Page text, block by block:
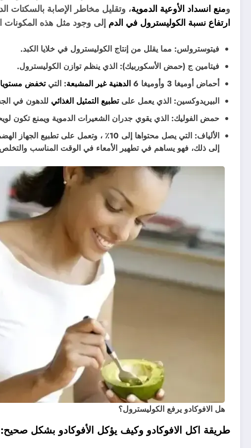
ومنع انسداد الأوعية الدموية، وتقليل مخاطر الإصابة بالسكتات
ارتفاع نسبة الكوليسترول في الدم إلى وجود مثل هذه المكونات
فيتوسترولس: مما يقلل من إنتاج الكوليسترول في خلايا الكبد.
فيتامين ج (حمض الأسكوربيك): الذي ينظم توازن الكوليسترول.
أحماض أوميغا 3 وأوميغا 6
الدهنية غير المشبعة: التي تخفض
البيريدوكسين: الذي يعمل علىتطبيع التمثيل الغذائي للدهون في
حمض الفوليك: الذي يقوي جدران الشعيرات الدموية ويمنع تكون
الألياف: التي يصل محتواها إلى 10٪ ، وتعمل
إلى ذلك، فهو يساهم في تطهير الأمعاء في الوقت المناسب
هل الافوكادو يرفع الكوليسترول؟
طريقة اكل الافوكادو وكيف يؤكل الأفوكادو بشكل صحيح: